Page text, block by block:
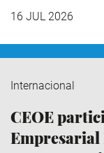
16 JUL 2026
Internacional
CEOE
Empresarial